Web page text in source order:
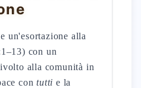
un'esortazione alla
con un
alla comunità in
contutti e la